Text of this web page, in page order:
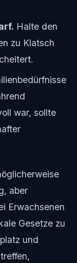
Halte den
zu Klatsch
war, sollte
aber
Erwachsenen
Gesetze zu
und